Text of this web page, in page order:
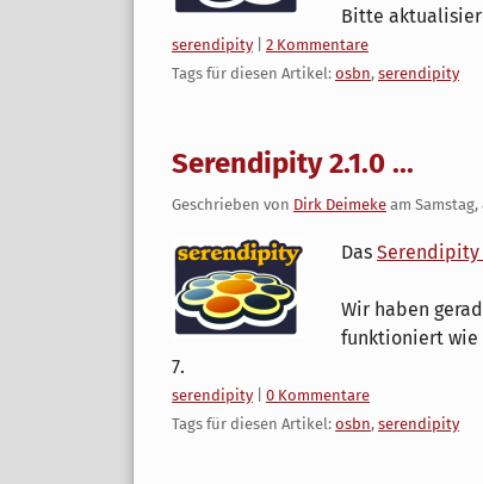
Bitte
Kategorien:
serendipity| 2 Kommentare
Tags für diesen Artikel: osbn, serendipity
Serendipity 2.1.0 ...
Geschrieben von Dirk Deimeke am Samstag,
Das Serendipity
Wir haben
funktioniert wie
7.
Kategorien:
serendipity| 0 Kommentare
Tags für diesen Artikel: osbn, serendipity